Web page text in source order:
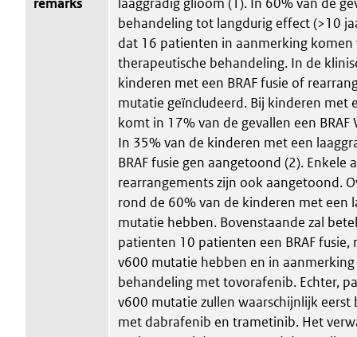
behandeling tot langdurig effect (>10
dat 16 patienten in aanmerking komen
therapeutische behandeling. In de
kinderen met een BRAF fusie of
mutatie geïncludeerd. Bij kinderen met
komt in 17% van de gevallen een
In 35% van de kinderen met een
BRAF fusie gen aangetoond (2). Enkele
rearrangements zijn ook aangetoond.
rond de 60% van de kinderen met een
mutatie hebben. Bovenstaande zal
patienten 10 patienten een BRAF fusie,
v600 mutatie hebben en in
behandeling met tovorafenib. Echter,
v600 mutatie zullen waarschijnlijk
met dabrafenib en trametinib. Het